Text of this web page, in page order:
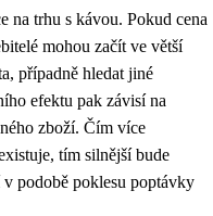
na trhu s kávou. Pokud cena
mohou začít ve větší
případně hledat jiné
efektu pak závisí na
zboží. Čím více
tím silnější bude
podobě poklesu poptávky